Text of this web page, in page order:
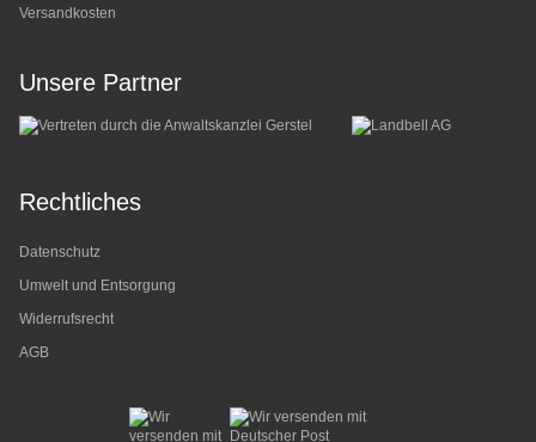
Versandkosten
Unsere Partner
Rechtliches
Datenschutz
Umwelt und Entsorgung
Widerrufsrecht
AGB